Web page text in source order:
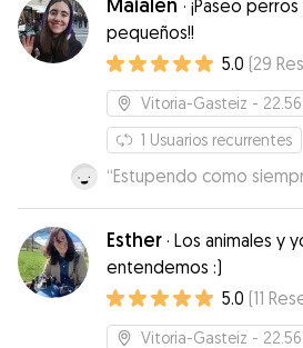
· ¡Paseo
pequeños!!
5.0 (29
Vitoria-Gasteiz -
1 Usuarios recurrentes
“Estupendo como
Esther · Los animales y
entendemos :)
5.0 (11
Vitoria-Gasteiz -